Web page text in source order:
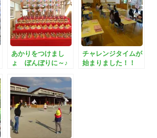
あかりをつけまし
ょ ぼんぼりに～♪
チャレンジタイムが
始まりました！！